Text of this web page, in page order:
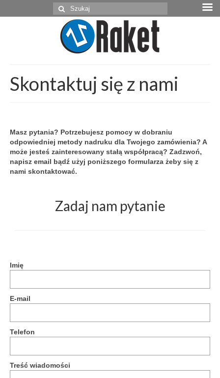
Szuklaj
w:
Skontaktuj się z nami
Masz pytania? Potrzebujesz pomocy w dobraniu
odpowiedniej metody nadruku dla Twojego zamówienia? A
może jesteś zainteresowany stałą współpracą? Zadzwoń,
napisz email bądź użyj poniższego formularza żeby się z
nami skontaktować.
Zadaj nam pytanie
Imię
E-mail
Telefon
Treść wiadomości